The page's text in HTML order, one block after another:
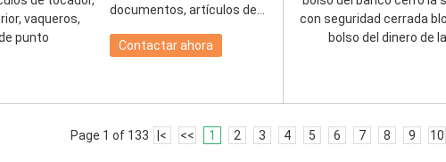
documentos, artículos de
ropa interior, vaqueros,
Contactar ahora
Page 1 of 133 |< << 1 2 3 4 5 6 7 8 9 10